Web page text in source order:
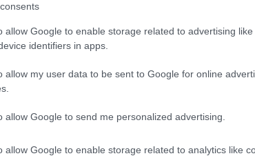
allow Google to enable storage related to advertising
identifiers in apps.
allow my user data to be sent to Google for online
allow Google to send me personalized advertising.
allow Google to enable storage related to analytics like
σύγκρουση για το εμπόριο,
τελωνειακών δασμών,
ανακωχής διάρκειας 90
εκείνη όριζε
στα κινεζικά προϊόντα και στο 10%
χωρών, στο Λονδίνο και στη
για να παραμείνει η ανακωχή